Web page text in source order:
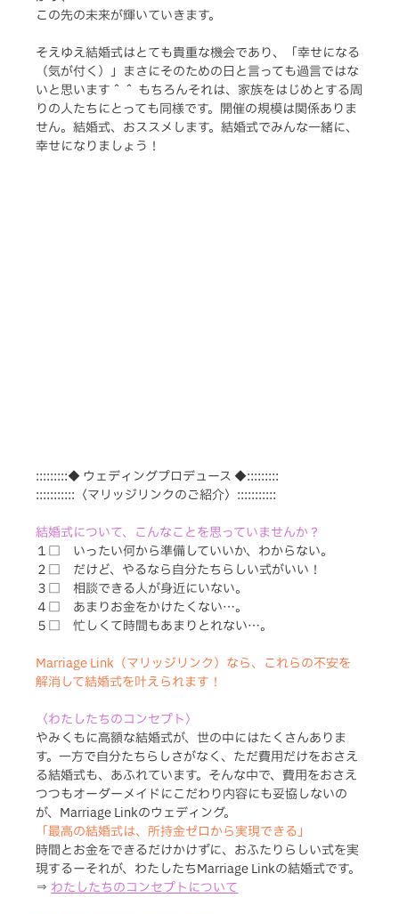
この先の未来が輝いていきます。
そえゆえ結婚式はとても貴重な機会であり、「幸せになる
（気が付く）」まさにそのための日と言っても過言ではな
いと思います＾＾ もちろんそれは、家族をはじめとする周
りの人たちにとっても同様です。開催の規模は関係ありま
せん。結婚式、おススメします。結婚式でみんな一緒に、
幸せになりましょう！
:::::::::◆ ウェディングプロデュース ◆:::::::::
:::::::::::〈マリッジリンクのご紹介〉:::::::::::
結婚式について、こんなことを思っていませんか？
１□　いったい何から準備していいか、わからない。
２□　だけど、やるなら自分たちらしい式がいい！
３□　相談できる人が身近にいない。
４□　あまりお金をかけたくない…。
５□　忙しくて時間もあまりとれない…。
Marriage Link（マリッジリンク）なら、これらの不安を
解消して結婚式を叶えられます！
〈わたしたちのコンセプト〉
やみくもに高額な結婚式が、世の中にはたくさんありま
す。一方で自分たちらしさがなく、ただ費用だけをおさえ
る結婚式も、あふれています。そんな中で、費用をおさえ
つつもオーダーメイドにこだわり内容にも妥協しないの
が、Marriage Linkのウェディング。
「最高の結婚式は、所持金ゼロから実現できる」
時間とお金をできるだけかけずに、おふたりらしい式を実
現するーそれが、わたしたちMarriage Linkの結婚式です。
⇒ わたしたちのコンセプトについて